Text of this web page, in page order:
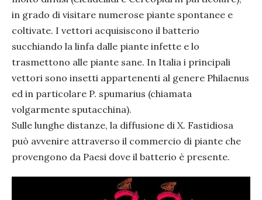
in grado di visitare numerose piante spontanee e
coltivate. I vettori acquisiscono il batterio
succhiando la linfa dalle piante infette e lo
trasmettono alle piante sane. In Italia i principali
vettori sono insetti appartenenti al genere Philaenus
ed in particolare P. spumarius (chiamata
volgarmente sputacchina).
Sulle lunghe distanze, la diffusione di X. Fastidiosa
può avvenire attraverso il commercio di piante che
provengono da Paesi dove il batterio è presente.